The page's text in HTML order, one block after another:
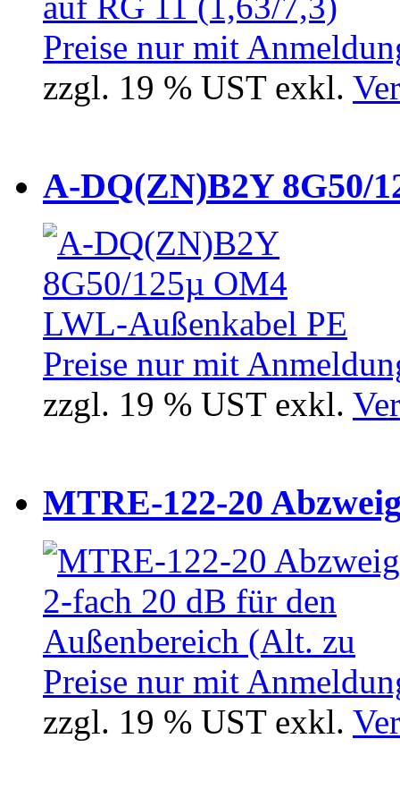
Preise nur mit
zzgl. 19 % UST exkl.
A-DQ(ZN)B2Y 8G50/
Preise nur mit
zzgl. 19 % UST exkl.
MTRE-122-20
Preise nur mit
zzgl. 19 % UST exkl.